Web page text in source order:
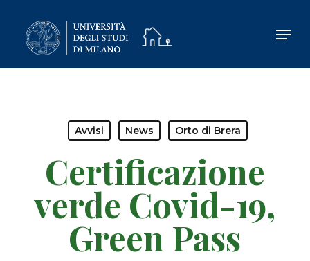
main
Avvisi News Orto di Brera
Certificazione
verde Covid-19,
Green Pass